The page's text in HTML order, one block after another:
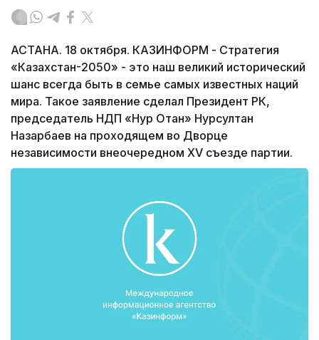
АСТАНА. 18 октября. КАЗИНФОРМ - Стратегия
«Казахстан-2050» - это наш великий исторический
шанс всегда быть в семье самых известных наций
мира. Такое заявление сделал Президент РК,
председатель НДП «Нур Отан» Нурсултан
Назарбаев на проходящем во Дворце
независимости внеочередном XV съезде партии.